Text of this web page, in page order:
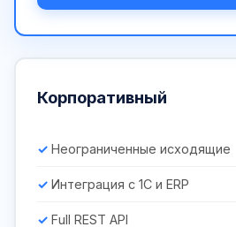
Корпоративный
Неограниченные исходящие
Интеграция с 1С и ERP
Full REST API